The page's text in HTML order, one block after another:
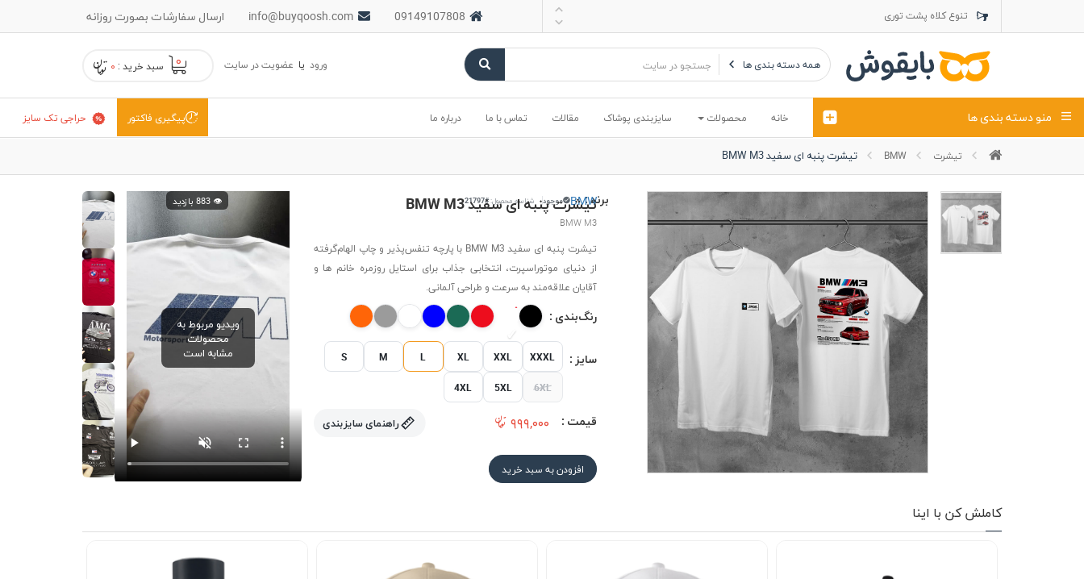
تنوع کلاه پشت توری
تنوع کلاه کتان
تنوع تراول ماک
ارسال سفارشات بصورت روزانه info@buyqoosh.com 09149107808
همه دسته بندی ها ۰ سبد خرید : ۰ ورود یا عضویت در سایت
حراجی تک سایز پیگیری فاکتور خانه محصولات سایزبندی پوشاک مقالات تماس با ما درباره ما منو دسته بندی ها
تیشرت BMW تیشرت پنبه ای سفید BMW M3
تیشرت پنبه ای سفید BMW M3
BMW M3
برند :BMW موجود شناسه محصول:#21797
تیشرت پنبه ای سفید BMW M3 با پارچه تنفس‌پذیر و چاپ الهام‌گرفته
از دنیای موتوراسپرت، انتخابی جذاب برای استایل روزمره خانم ها و
آقایان علاقه‌مند به سرعت و طراحی آلمانی.
رنگ‌بندی :
سایز : S M L XL XXL XXXL
4XL 5XL 6XL
قیمت : ۹۹۹,۰۰۰ راهنمای سایزبندی
افزودن به سبد خرید
👁️ 883 بازدید
ویدیو مربوط به
محصولات
مشابه است
کاملش کن با اینا